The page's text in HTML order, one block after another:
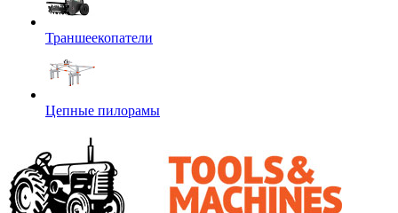
Траншеекопатели
Цепные пилорамы